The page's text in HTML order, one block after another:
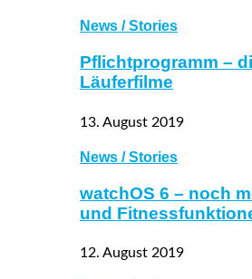
News / Stories
Pflichtprogramm –
Läuferfilme
13. August 2019
News / Stories
watchOS 6 – noch
und
12. August 2019